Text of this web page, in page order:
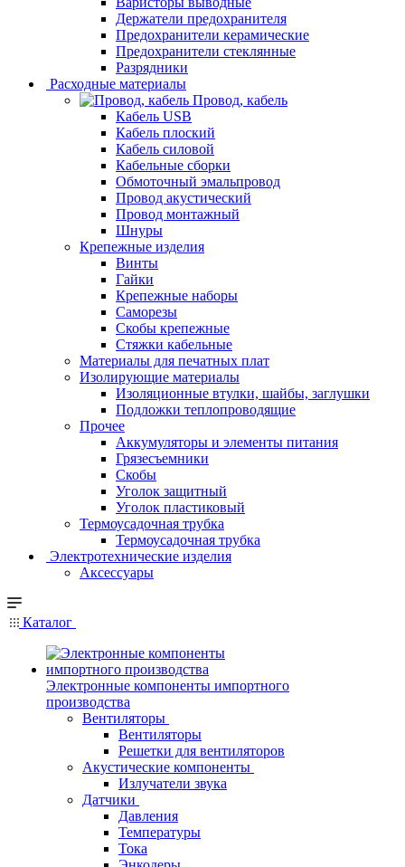
Держатели предохранителя
Предохранители керамические
Предохранители стеклянные
Разрядники
Расходные материалы
Провод, кабель
Кабель USB
Кабель плоский
Кабель силовой
Кабельные сборки
Обмоточный эмальпровод
Провод акустический
Провод монтажный
Шнуры
Крепежные изделия
Винты
Гайки
Крепежные наборы
Саморезы
Скобы крепежные
Стяжки кабельные
Материалы для печатных плат
Изолирующие материалы
Изоляционные втулки, шайбы, заглушки
Подложки теплопроводящие
Прочее
Аккумуляторы и элементы питания
Грязесъемники
Скобы
Уголок защитный
Уголок пластиковый
Термоусадочная трубка
Термоусадочная трубка
Электротехнические изделия
Аксессуары
Каталог
Электронные компоненты импортного
производства
Вентиляторы
Вентиляторы
Решетки для вентиляторов
Акустические компоненты
Излучатели звука
Датчики
Давления
Температуры
Тока